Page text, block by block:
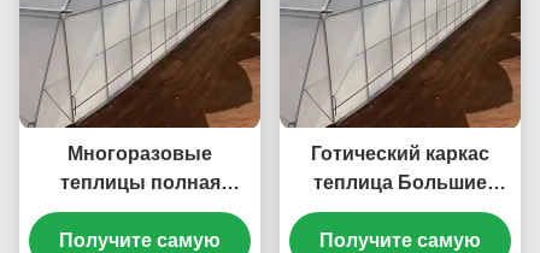
Многоразовые
теплицы полная
гидропоника Nft
теплицы 6.0 ~ 12.0m
Получите самую
Готический каркас
теплица Большие
размеры
сельскохозяйственные
Получите самую